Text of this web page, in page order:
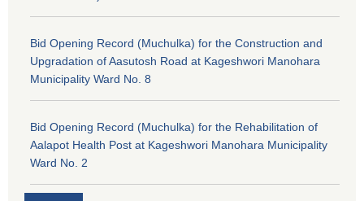
Bid Opening Record (Muchulka) for the Construction and
Upgradation of Aasutosh Road at Kageshwori Manohara
Municipality Ward No. 8
Bid Opening Record (Muchulka) for the Rehabilitation of
Aalapot Health Post at Kageshwori Manohara Municipality
Ward No. 2